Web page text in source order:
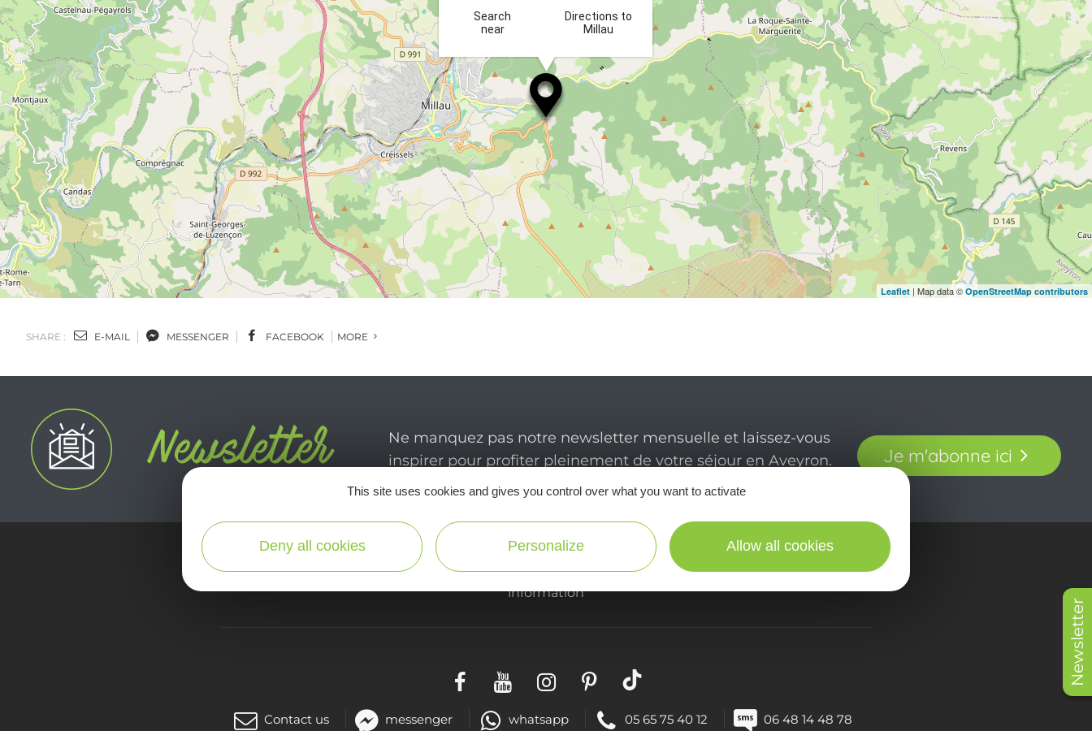
Newsletter
Search
near
Directions to
Millau
Leaflet | Map data © OpenStreetMap contributors
SHARE : E-MAIL MESSENGER FACEBOOK MORE
Ne manquez pas notre newsletter mensuelle et laissez-vous
inspirer pour profiter pleinement de votre séjour en Aveyron.
Je m'abonne ici
information
in picturES
Contact us messenger whatsapp 05 65 75 40 12 06 48 14 48 78
This site uses cookies and gives you control over what you want to activate
Deny all cookies Personalize Allow all cookies